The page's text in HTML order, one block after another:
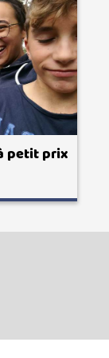
petit prix